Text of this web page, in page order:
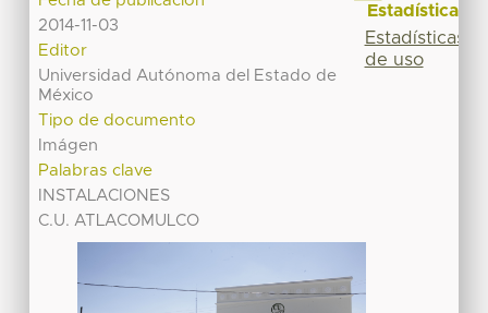
2014-11-03
Editor
Universidad Autónoma del Estado de
México
Tipo de documento
Imágen
Palabras clave
INSTALACIONES
C.U. ATLACOMULCO
Estadísticas
Estadísticas
de uso